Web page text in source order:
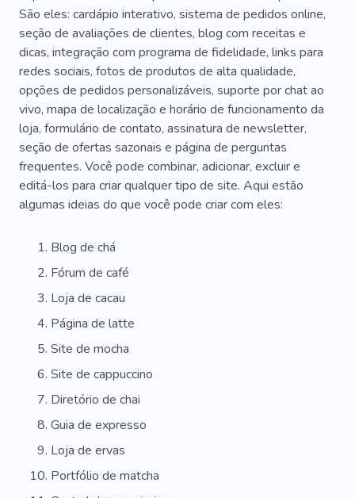
Bar De Vinhos Comida Rápida
Arte
Delicioso
Aniversário
Bolo De Queijo
Cozinheiro
Pratos Principais
Noz Sushi
São eles: cardápio interativo, sistema de pedidos online,
seção de avaliações de clientes, blog com receitas e
dicas, integração com programa de fidelidade, links para
redes sociais, fotos de produtos de alta qualidade,
opções de pedidos personalizáveis, suporte por chat ao
vivo, mapa de localização e horário de funcionamento da
loja, formulário de contato, assinatura de newsletter,
seção de ofertas sazonais e página de perguntas
frequentes. Você pode combinar, adicionar, excluir e
editá-los para criar qualquer tipo de site. Aqui estão
algumas ideias do que você pode criar com eles:
Blog de chá
Fórum de café
Loja de cacau
Página de latte
Site de mocha
Site de cappuccino
Diretório de chai
Guia de expresso
Loja de ervas
Portfólio de matcha